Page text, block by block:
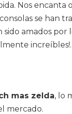
Nos
se han
amados
increíbles!.
mas zelda, lo
mercado.